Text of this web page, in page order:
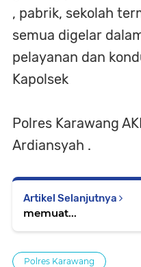
, pabrik, sekolah
semua digelar
pelayanan dan
Kapolsek
Polres Karawang
Ardiansyah .
Artikel Selanjutnya
memuat...
Polres Karawang